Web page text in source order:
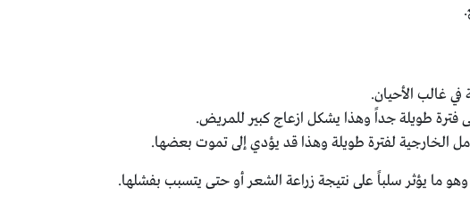
الخارجية لفترة طويلة وهذا قد يؤدي إلى تموت بعضها.
ما يؤثر سلباً على نتيجة زراعة الشعر أو حتى يتسبب بفشلها.